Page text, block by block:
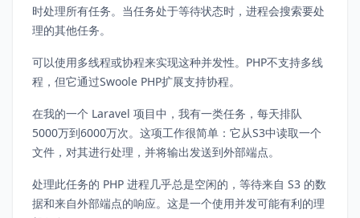
时处理所有任务。当任务处于等待状态时，进程会搜索要处
理的其他任务。
可以使用多线程或协程来实现这种并发性。PHP不支持多线
程，但它通过Swoole PHP扩展支持协程。
在我的一个 Laravel 项目中，我有一类任务，每天排队
5000万到6000万次。这项工作很简单：它从S3中读取一个
文件，对其进行处理，并将输出发送到外部端点。
处理此任务的 PHP 进程几乎总是空闲的，等待来自 S3 的数
据和来自外部端点的响应。这是一个使用并发可能有利的理